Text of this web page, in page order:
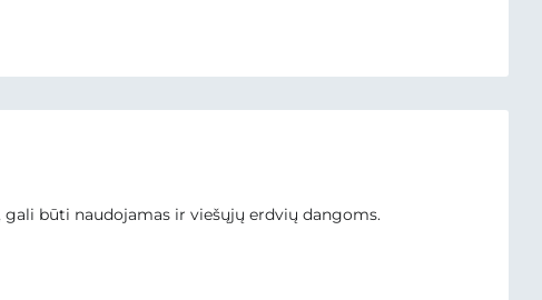
gali būti naudojamas ir viešųjų erdvių dangoms.